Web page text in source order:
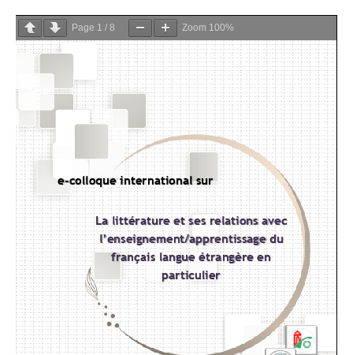
Page 1 / 8 Zoom 100%